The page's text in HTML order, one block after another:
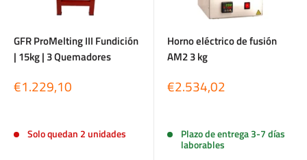
GFR ProMelting III Fundición
| 15kg | 3 Quemadores
Precio
de
€1.229,10
Solo quedan 2 unidades
Horno eléctrico de fusión
AM2 3 kg
Precio
de
€2.534,02
Plazo de entrega 3-7 días
laborables